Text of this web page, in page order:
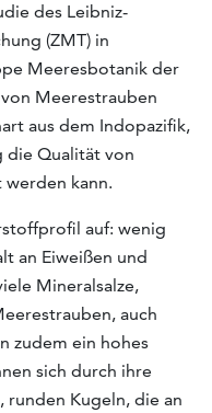
des Leibniz-
(ZMT) in
Meeresbotanik der
Meerestrauben
aus dem Indopazifik,
die Qualität von
kann.
auf: wenig
an Eiweißen und
Mineralsalze,
auch
zudem ein hohes
sich durch ihre
runden Kugeln, die an